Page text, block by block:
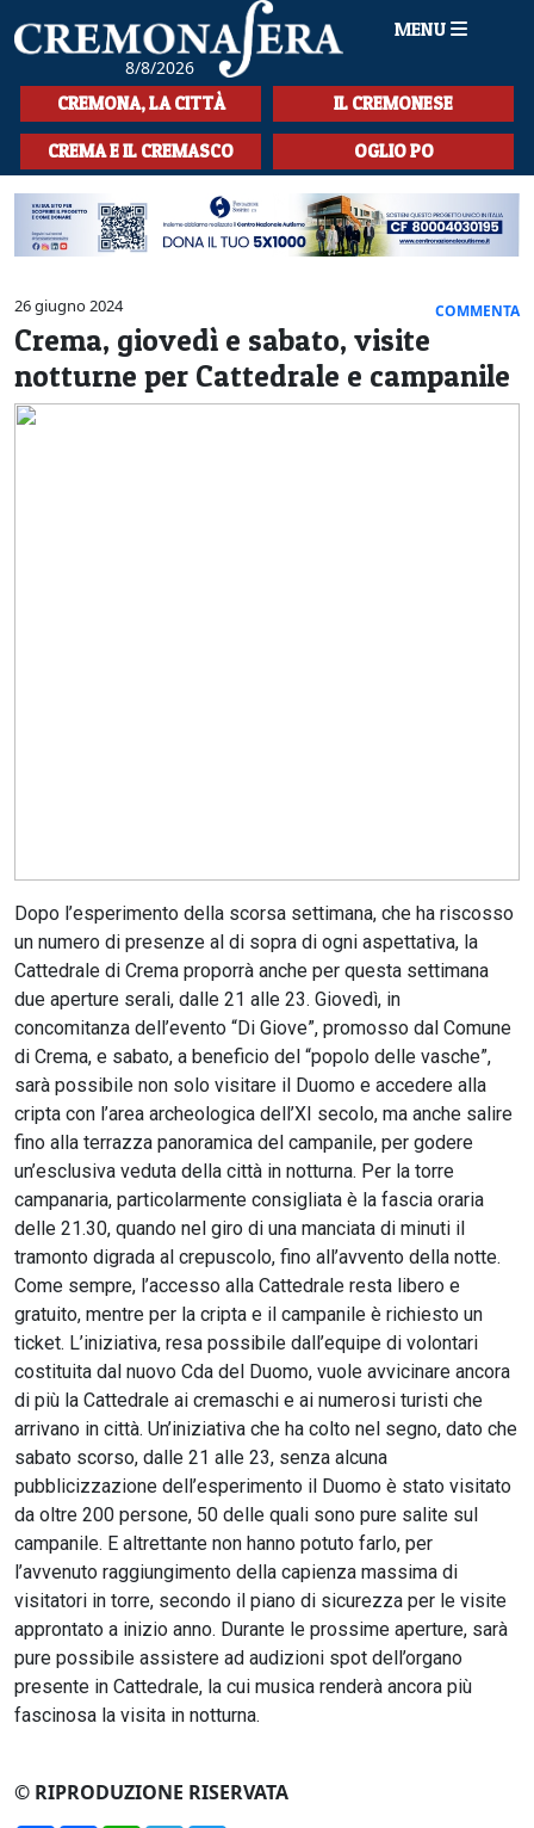
8/8/2026
MENU
HOME
CRONACA
SPORT
LA MUSICA
CULTURA
LA STORIA
CREMONA, LA CITTÀ IL CREMONESE
CREMA E IL CREMASCO OGLIO PO
26 giugno 2024 COMMENTA
Crema, giovedì e sabato, visite
notturne per Cattedrale e campanile
Dopo l’esperimento della scorsa settimana, che ha riscosso
un numero di presenze al di sopra di ogni aspettativa, la
Cattedrale di Crema proporrà anche per questa settimana
due aperture serali, dalle 21 alle 23. Giovedì, in
concomitanza dell’evento “Di Giove”, promosso dal Comune
di Crema, e sabato, a beneficio del “popolo delle vasche”,
sarà possibile non solo visitare il Duomo e accedere alla
cripta con l’area archeologica dell’XI secolo, ma anche salire
fino alla terrazza panoramica del campanile, per godere
un’esclusiva veduta della città in notturna. Per la torre
campanaria, particolarmente consigliata è la fascia oraria
delle 21.30, quando nel giro di una manciata di minuti il
tramonto digrada al crepuscolo, fino all’avvento della notte.
Come sempre, l’accesso alla Cattedrale resta libero e
gratuito, mentre per la cripta e il campanile è richiesto un
ticket. L’iniziativa, resa possibile dall’equipe di volontari
costituita dal nuovo Cda del Duomo, vuole avvicinare ancora
di più la Cattedrale ai cremaschi e ai numerosi turisti che
arrivano in città. Un’iniziativa che ha colto nel segno, dato che
sabato scorso, dalle 21 alle 23, senza alcuna
pubblicizzazione dell’esperimento il Duomo è stato visitato
da oltre 200 persone, 50 delle quali sono pure salite sul
campanile. E altrettante non hanno potuto farlo, per
l’avvenuto raggiungimento della capienza massima di
visitatori in torre, secondo il piano di sicurezza per le visite
approntato a inizio anno. Durante le prossime aperture, sarà
pure possibile assistere ad audizioni spot dell’organo
presente in Cattedrale, la cui musica renderà ancora più
fascinosa la visita in notturna.
© RIPRODUZIONE RISERVATA